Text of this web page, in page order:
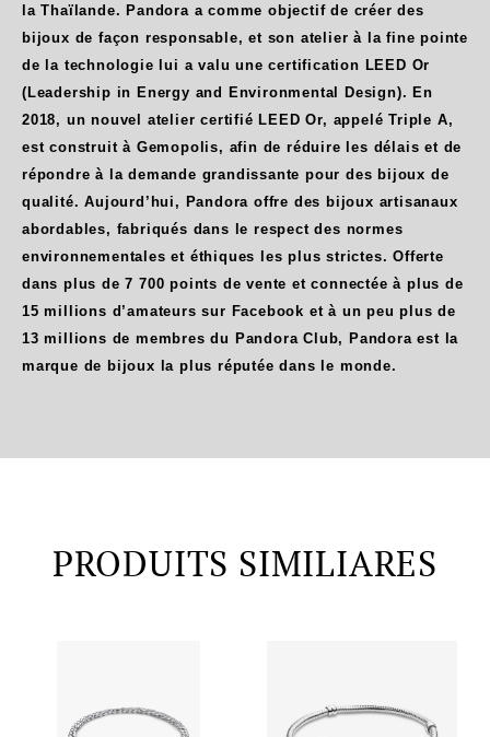
la Thaïlande. Pandora a comme objectif de créer des
bijoux de façon responsable, et son atelier à la fine pointe
de la technologie lui a valu une certification LEED Or
(Leadership in Energy and Environmental Design). En
2018, un nouvel atelier certifié LEED Or, appelé Triple A,
est construit à Gemopolis, afin de réduire les délais et de
répondre à la demande grandissante pour des bijoux de
qualité. Aujourd’hui, Pandora offre des bijoux artisanaux
abordables, fabriqués dans le respect des normes
environnementales et éthiques les plus strictes. Offerte
dans plus de 7 700 points de vente et connectée à plus de
15 millions d’amateurs sur Facebook et à un peu plus de
13 millions de membres du Pandora Club, Pandora est la
marque de bijoux la plus réputée dans le monde.
PRODUITS SIMILIARES